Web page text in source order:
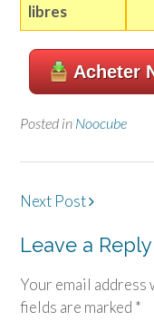
libres
Acheter
Posted in Noocube
Post
Next Post
Leave a Reply
Your email
fields are marked *